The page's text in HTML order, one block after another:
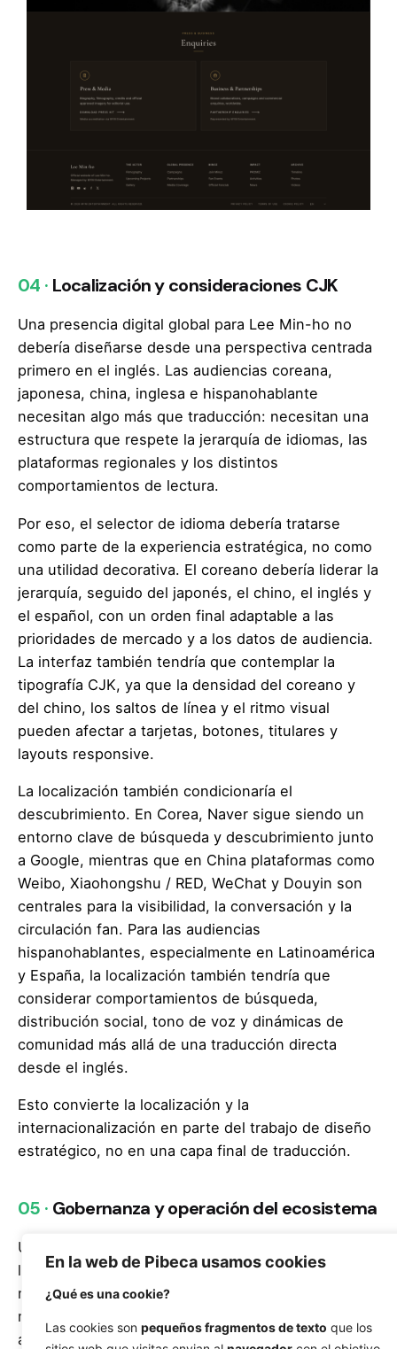
En la web de Pibeca usamos cookies
¿Qué es una cookie?
Las cookies son pequeños fragmentos de texto que los
04 · Localización y consideraciones CJK
Una presencia digital global para Lee Min-ho no
debería diseñarse desde una perspectiva centrada
primero en el inglés. Las audiencias coreana,
japonesa, china, inglesa e hispanohablante
necesitan algo más que traducción: necesitan una
estructura que respete la jerarquía de idiomas, las
plataformas regionales y los distintos
comportamientos de lectura.
Por eso, el selector de idioma debería tratarse
como parte de la experiencia estratégica, no como
una utilidad decorativa. El coreano debería liderar la
jerarquía, seguido del japonés, el chino, el inglés y
el español, con un orden final adaptable a las
prioridades de mercado y a los datos de audiencia.
La interfaz también tendría que contemplar la
tipografía CJK, ya que la densidad del coreano y
del chino, los saltos de línea y el ritmo visual
pueden afectar a tarjetas, botones, titulares y
layouts responsive.
La localización también condicionaría el
descubrimiento. En Corea, Naver sigue siendo un
entorno clave de búsqueda y descubrimiento junto
a Google, mientras que en China plataformas como
Weibo, Xiaohongshu / RED, WeChat y Douyin son
centrales para la visibilidad, la conversación y la
circulación fan. Para las audiencias
hispanohablantes, especialmente en Latinoamérica
y España, la localización también tendría que
considerar comportamientos de búsqueda,
distribución social, tono de voz y dinámicas de
comunidad más allá de una traducción directa
desde el inglés.
Esto convierte la localización y la
internacionalización en parte del trabajo de diseño
estratégico, no en una capa final de traducción.
05 · Gobernanza y operación del ecosistema
Una plataforma digital global no termina en el
lanzamiento. Para funcionar como un sistema vivo,
necesitaría una estructura operativa capaz de
mantener actualizados contenidos, idiomas,
activos, campañas, archivo y puntos de contacto